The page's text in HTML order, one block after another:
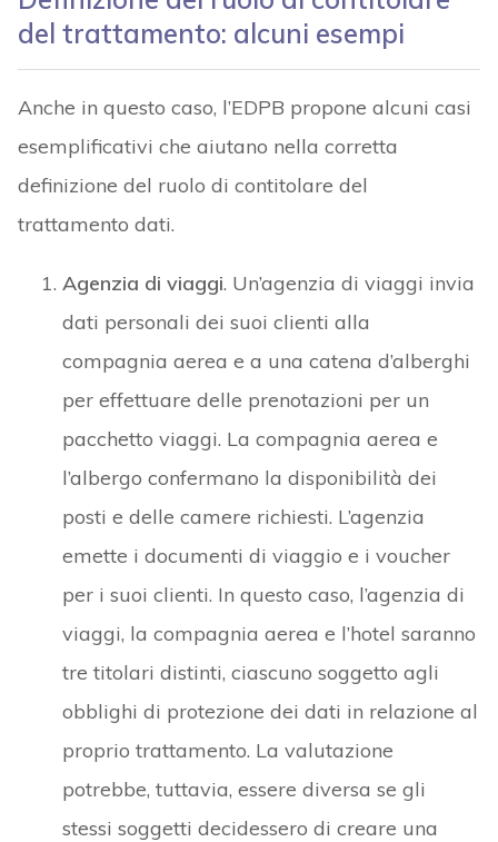
del trattamento: alcuni esempi
Anche in questo caso, l’EDPB propone alcuni casi
esemplificativi che aiutano nella corretta
definizione del ruolo di contitolare del
trattamento dati.
Agenzia di viaggi. Un’agenzia di viaggi invia
dati personali dei suoi clienti alla
compagnia aerea e a una catena d’alberghi
per effettuare delle prenotazioni per un
pacchetto viaggi. La compagnia aerea e
l’albergo confermano la disponibilità dei
posti e delle camere richiesti. L’agenzia
emette i documenti di viaggio e i voucher
per i suoi clienti. In questo caso, l’agenzia di
viaggi, la compagnia aerea e l’hotel saranno
tre titolari distinti, ciascuno soggetto agli
obblighi di protezione dei dati in relazione al
proprio trattamento. La valutazione
potrebbe, tuttavia, essere diversa se gli
stessi soggetti decidessero di creare una